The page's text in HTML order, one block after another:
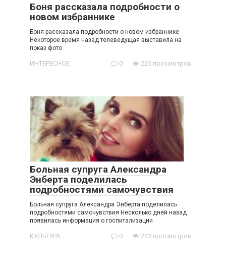
Боня рассказала подробности о
новом избраннике
Боня рассказала подробности о новом избраннике
Некоторое время назад телеведущая выставила на
показ фото
ИНТЕРЕСНОЕ 0 223 просмотров
Больная супруга Александра
Энберта поделилась
подробностями самочувствия
Больная супруга Александра Энберта поделилась
подробностями самочувствия Несколько дней назад
появилась информация о госпитализации
КУЛЬТУРА 0 243 просмотров